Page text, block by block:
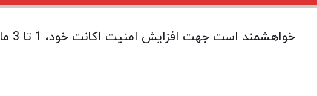
خواهشمند است جهت افزایش امنیت اکانت خود، 1 تا 3 ماه یکبار